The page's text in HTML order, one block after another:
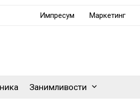
Импресум Маркетинг
Занимливости